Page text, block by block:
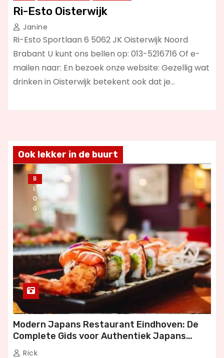
Ri-Esto Oisterwijk
Janine
Ri-Esto Sportlaan 6 5062 JK Oisterwijk Noord
Brabant U kunt ons bellen op: 013-5216716 Of e-
mailen naar: En bezoek onze website: Gezellig wat
drinken in Oisterwijk betekent ook dat je…
Ook lekker in de buurt
B
L
O
G
Modern Japans Restaurant Eindhoven: De
Complete Gids voor Authentiek Japans
Dineren
Rick